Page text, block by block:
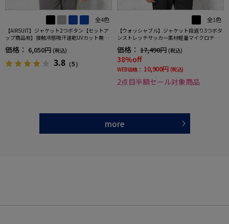
全4色
【AIRSUIT】ジャケット2つボタン【セットア
ップ商品有】接触冷感吸汗速乾UVカット無地
春夏
価格： 6,050円 (税込)
3.8 （5）
全1色
【ウォッシャブル】ジャケット段返り3つボタ
ンストレッチサッカー素材軽量マイクロチェ
ック春夏
価格： 17,490円 (税込)
38%off
WEB価格： 10,900円 (税込)
2点目半額セール対象商品
more